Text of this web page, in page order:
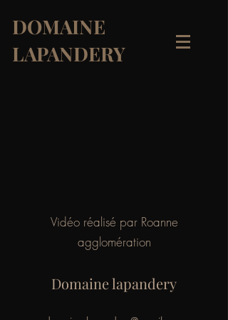
DOMAINE
LAPANDERY
Vidéo réalisé par Roanne
agglomération
Domaine lapandery